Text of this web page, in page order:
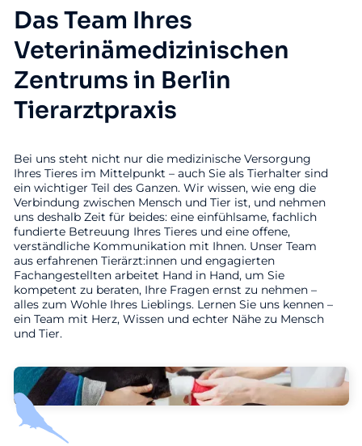
Das Team Ihres
Veterinämedizinischen
Zentrums in Berlin
Tierarztpraxis
Bei uns steht nicht nur die medizinische Versorgung
Ihres Tieres im Mittelpunkt – auch Sie als Tierhalter sind
ein wichtiger Teil des Ganzen. Wir wissen, wie eng die
Verbindung zwischen Mensch und Tier ist, und nehmen
uns deshalb Zeit für beides: eine einfühlsame, fachlich
fundierte Betreuung Ihres Tieres und eine offene,
verständliche Kommunikation mit Ihnen. Unser Team
aus erfahrenen Tierärzt:innen und engagierten
Fachangestellten arbeitet Hand in Hand, um Sie
kompetent zu beraten, Ihre Fragen ernst zu nehmen –
alles zum Wohle Ihres Lieblings. Lernen Sie uns kennen –
ein Team mit Herz, Wissen und echter Nähe zu Mensch
und Tier.